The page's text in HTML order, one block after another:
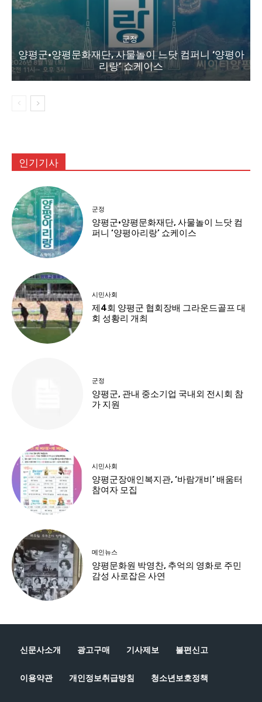
신문사소개 광고구매 기사제보 불편신고
이용약관 개인정보취급방침 청소년보호정책